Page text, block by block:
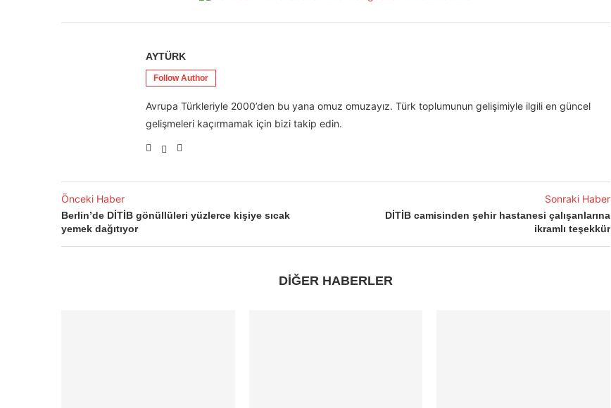
AYTÜRK
Follow Author
Avrupa Türkleriyle 2000’den bu yana omuz omuzayız. Türk toplumunun gelişimiyle ilgili en güncel
gelişmeleri kaçırmamak için bizi takip edin.
Önceki Haber
Berlin’de DİTİB gönüllüleri yüzlerce kişiye sıcak
yemek dağıtıyor
Sonraki Haber
DİTİB camisinden şehir hastanesi çalışanlarına
ikramlı teşekkür
DİĞER HABERLER